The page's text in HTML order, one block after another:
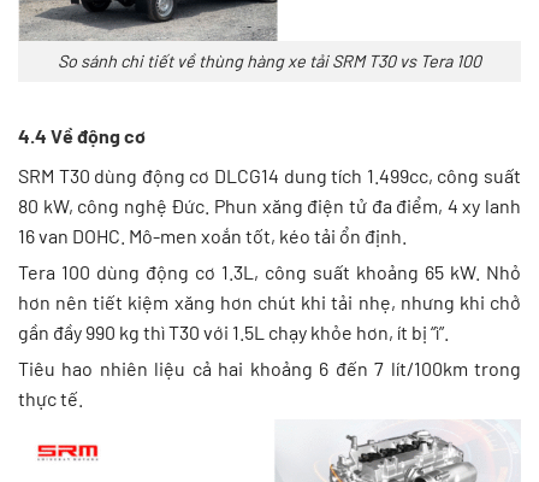
So sánh chi tiết về thùng hàng xe tải SRM T30 vs Tera 100
4.4 Về động cơ
SRM T30 dùng động cơ DLCG14 dung tích 1.499cc, công suất
80 kW, công nghệ Đức. Phun xăng điện tử đa điểm, 4 xy lanh
16 van DOHC. Mô-men xoắn tốt, kéo tải ổn định.
Tera 100 dùng động cơ 1.3L, công suất khoảng 65 kW. Nhỏ
hơn nên tiết kiệm xăng hơn chút khi tải nhẹ, nhưng khi chở
gần đầy 990 kg thì T30 với 1.5L chạy khỏe hơn, ít bị “ì”.
Tiêu hao nhiên liệu cả hai khoảng 6 đến 7 lít/100km trong
thực tế.